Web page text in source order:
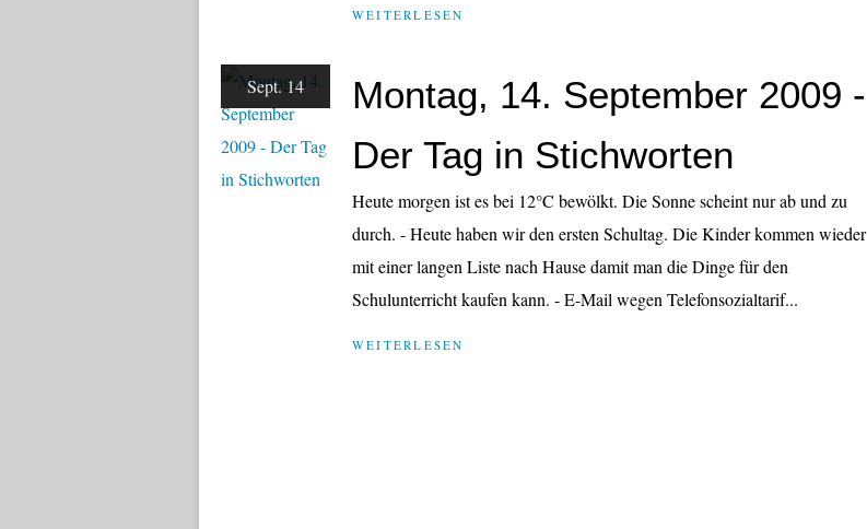
WEITERLESEN
Sept. 14
Montag, 14. September 2009 -
Der Tag in Stichworten
Heute morgen ist es bei 12°C bewölkt. Die Sonne scheint nur ab und zu
durch. - Heute haben wir den ersten Schultag. Die Kinder kommen wieder
mit einer langen Liste nach Hause damit man die Dinge für den
Schulunterricht kaufen kann. - E-Mail wegen Telefonsozialtarif...
WEITERLESEN